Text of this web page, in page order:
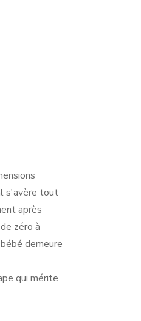
s'avère tout
après
zéro à
demeure
qui mérite